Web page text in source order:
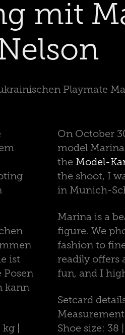
mit
Playmate
ist
Posen
kann
|
On October
model
the Model-
the shoot, I
in Munich-
Marina is a
figure. We
fashion to
readily offers
fun, and I
Setcard
Shoe size: